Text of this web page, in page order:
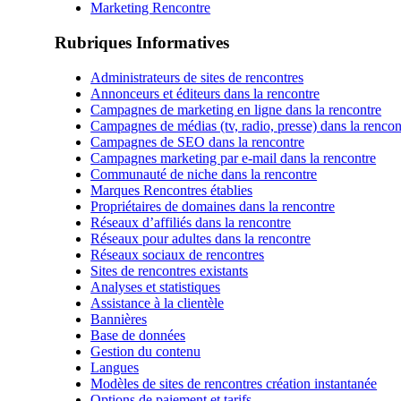
Marketing Rencontre
Rubriques Informatives
Administrateurs de sites de rencontres
Annonceurs et éditeurs dans la rencontre
Campagnes de marketing en ligne dans la rencontre
Campagnes de médias (tv, radio, presse) dans la
Campagnes de SEO dans la rencontre
Campagnes marketing par e-mail dans la rencontre
Communauté de niche dans la rencontre
Marques Rencontres établies
Propriétaires de domaines dans la rencontre
Réseaux d’affiliés dans la rencontre
Réseaux pour adultes dans la rencontre
Réseaux sociaux de rencontres
Sites de rencontres existants
Analyses et statistiques
Assistance à la clientèle
Bannières
Base de données
Gestion du contenu
Langues
Modèles de sites de rencontres création instantanée